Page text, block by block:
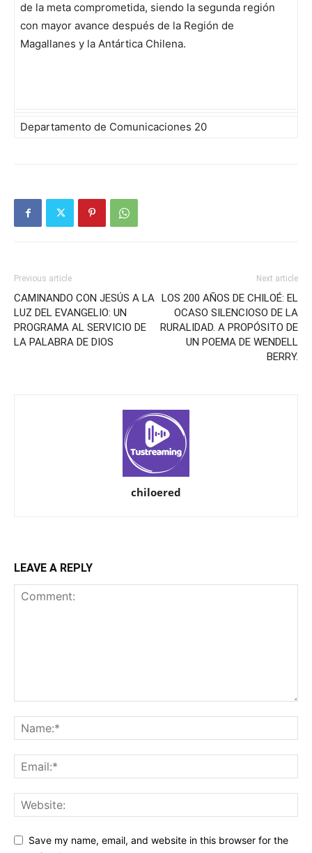
de la meta comprometida, siendo la segunda región
con mayor avance después de la Región de
Magallanes y la Antártica Chilena.
Departamento de Comunicaciones 20
Previous article
CAMINANDO CON JESÚS A LA
LUZ DEL EVANGELIO: UN
PROGRAMA AL SERVICIO DE
LA PALABRA DE DIOS
Next article
LOS 200 AÑOS DE CHILOÉ: EL
OCASO SILENCIOSO DE LA
RURALIDAD. A PROPÓSITO DE
UN POEMA DE WENDELL
BERRY.
chiloered
LEAVE A REPLY
Save my name, email, and website in this browser for the